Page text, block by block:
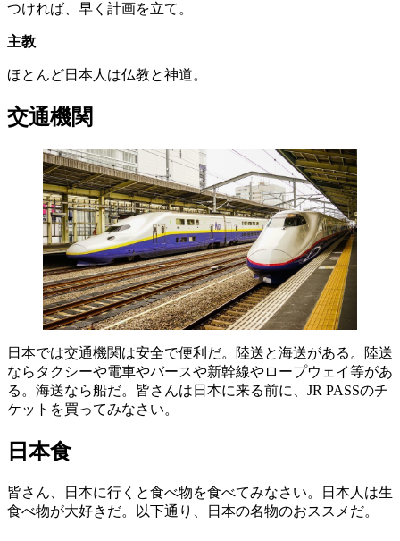
つければ、早く計画を立て。
主教
ほとんど日本人は仏教と神道。
交通機関
日本では交通機関は安全で便利だ。陸送と海送がある。陸送
ならタクシーや電車やバースや新幹線やロープウェイ等があ
る。海送なら船だ。皆さんは日本に来る前に、JR PASSのチ
ケットを買ってみなさい。
日本食
皆さん、日本に行くと食べ物を食べてみなさい。日本人は生
食べ物が大好きだ。以下通り、日本の名物のおススメだ。